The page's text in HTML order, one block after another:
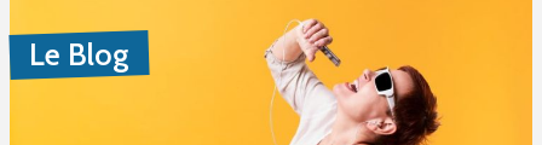
Le Blog